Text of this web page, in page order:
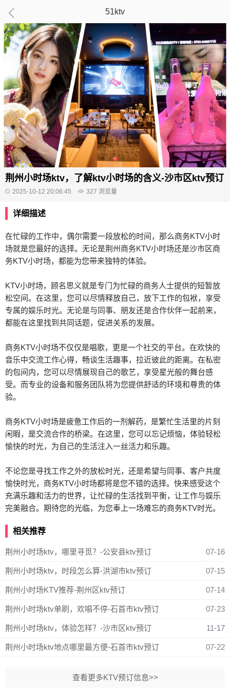
51ktv
荆州小时场ktv，了解ktv小时场的含义-沙市区ktv预订
2025-10-12 20:06:45 327 浏览量
详细描述
在忙碌的工作中，偶尔需要一段放松的时间，那么商务KTV小时
场就是您最好的选择。无论是荆州商务KTV小时场还是沙市区商
务KTV小时场，都能为您带来独特的体验。
KTV小时场，顾名思义就是专门为忙碌的商务人士提供的短暂放
松空间。在这里，您可以尽情释放自己，放下工作的包袱，享受
专属的娱乐时光。无论是与同事、朋友还是合作伙伴一起前来，
都能在这里找到共同话题，促进关系的发展。
商务KTV小时场不仅仅是唱歌，更是一个社交的平台。在欢快的
音乐中交流工作心得，畅谈生活趣事，拉近彼此的距离。在私密
的包间内，您可以尽情展现自己的歌艺，享受星光般的舞台感
受。而专业的设备和服务团队将为您提供舒适的环境和尊贵的体
验。
商务KTV小时场是疲惫工作后的一剂解药，是繁忙生活里的片刻
闲暇，是交流合作的桥梁。在这里，您可以忘记烦恼，体验轻松
愉快的时光，为自己的生活注入一丝活力和乐趣。
不论您是寻找工作之外的放松时光，还是希望与同事、客户共度
愉快时光，商务KTV小时场都将是您不错的选择。快来感受这个
充满乐趣和活力的世界，让忙碌的生活找到平衡，让工作与娱乐
完美融合。期待您的光临，为您奉上一场难忘的商务KTV时光。
相关推荐
荆州小时场ktv，哪里寻觅？-公安县ktv预订 07-16
荆州小时场ktv，时段怎么算-洪湖市ktv预订 07-15
荆州小时场KTV推荐-荆州区ktv预订 07-14
荆州小时场ktv单刷，欢唱不停-石首市ktv预订 07-23
荆州小时场ktv，体验怎样？-沙市区ktv预订 11-17
荆州小时场ktv地点哪里最方便-石首市ktv预订 07-22
查看更多KTV预订信息>>